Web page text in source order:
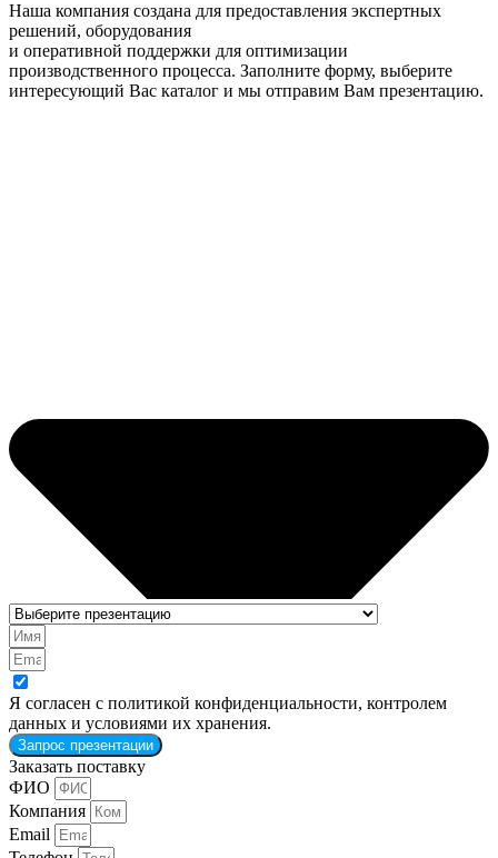
Наша компания создана для предоставления экспертных
решений, оборудования
и оперативной поддержки для оптимизации
производственного процесса. Заполните форму, выберите
интересующий Вас каталог и мы отправим Вам презентацию.
Я согласен с политикой конфиденциальности, контролем
данных и условиями их хранения.
Запрос презентации
Заказать поставку
ФИО
Компания
Email